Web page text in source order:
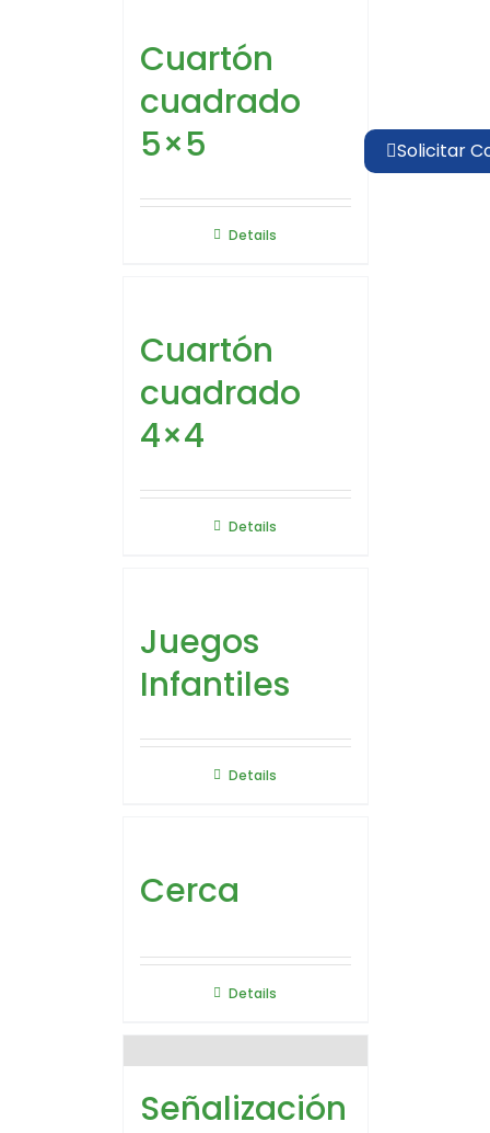
Cuartón
cuadrado
5×5
Details
Cuartón
cuadrado
4×4
Details
Juegos
Infantiles
Details
Cerca
Details
Señalización
Solicitar